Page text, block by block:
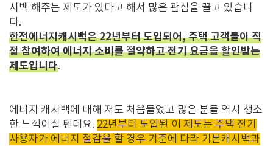
시백 해주는 제도가 있다고 해서 많은 관심을 끌고 있습니
다.
한전에너지캐시백은 22년부터 도입되어, 주택 고객들이 직
접 참여하여 에너지 소비를 절약하고 전기 요금을 할인받는
제도입니다.
에너지 캐시백에 대해 저도 처음들었고 많은 분들 역시 생소
한 느낌이실 텐데요. 22년부터 도입된 이 제도는 주택 전기
사용자가 에너지 절감을 할 경우 기준에 다라 기본캐시백과